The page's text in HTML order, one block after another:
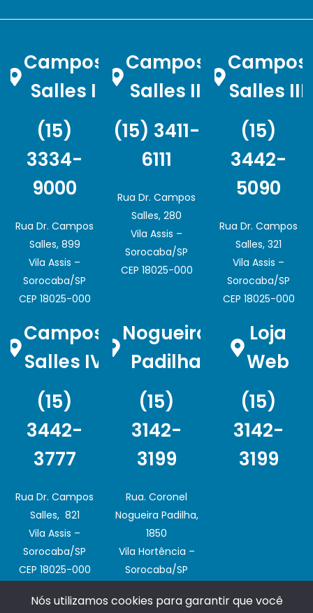
Campos
Salles I
(15)
3334-
9000
Rua Dr. Campos
Salles, 899
Vila Assis –
Sorocaba/SP
CEP 18025-000
Campos
Salles II
(15) 3411-
6111
Rua Dr. Campos
Salles, 280
Vila Assis –
Sorocaba/SP
CEP 18025-000
Campos
Salles III
(15)
3442-
5090
Rua Dr. Campos
Salles, 321
Vila Assis –
Sorocaba/SP
CEP 18025-000
Campos
Salles IV
(15)
3442-
3777
Rua Dr. Campos
Salles, 821
Vila Assis –
Sorocaba/SP
CEP 18025-000
Nogueira
Padilha
(15)
3142-
3199
Rua. Coronel
Nogueira Padilha,
1850
Vila Hortência –
Sorocaba/SP
Loja
Web
(15)
3142-
3199
Nós utilizamos cookies para garantir que você